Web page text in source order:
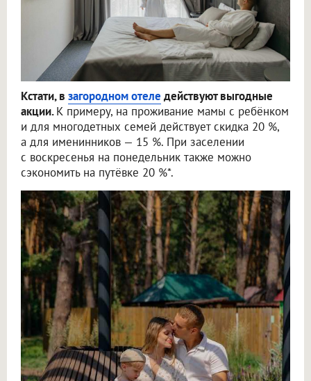
Кстати, в загородном отеле действуют выгодные
акции.К примеру, на проживание мамы с ребёнком
и для многодетных семей действует скидка 20 %,
а для именинников — 15 %. При заселении
с воскресенья на понедельник также можно
сэкономить на путёвке 20 %*.